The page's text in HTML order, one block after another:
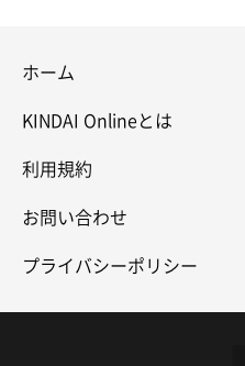
ホーム
KINDAI Onlineとは
利用規約
お問い合わせ
プライバシーポリシー